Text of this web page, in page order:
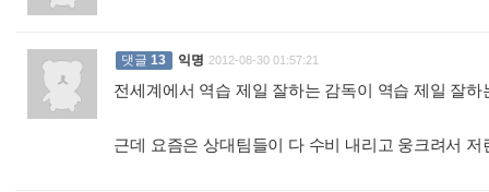
댓글 13 익명 2012-08-30 01:57:21
전세계에서 역습 제일 잘하는 감독이 역습 제일 잘
근데 요즘은 상대팀들이 다 수비 내리고 웅크려서